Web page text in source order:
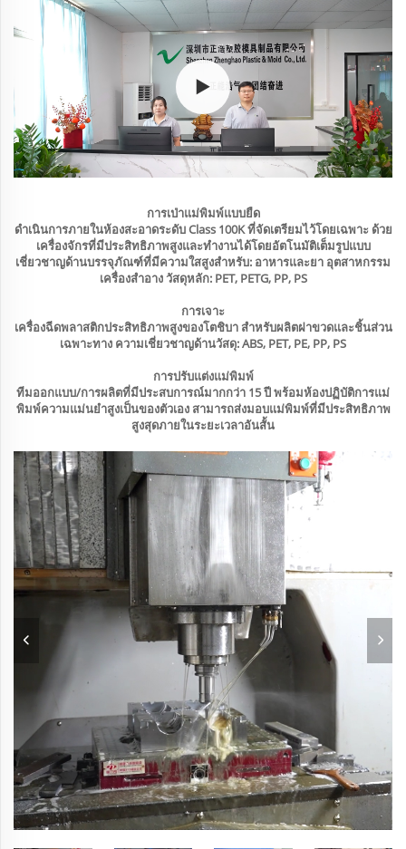
การเป่าแม่พิมพ์แบบยืด
ดำเนินการภายในห้องสะอาดระดับ Class 100K ที่จัดเตรียมไว้โดยเฉพาะ ด้วย
เครื่องจักรที่มีประสิทธิภาพสูงและทำงานได้โดยอัตโนมัติเต็มรูปแบบ
เชี่ยวชาญด้านบรรจุภัณฑ์ที่มีความใสสูงสำหรับ: อาหารและยา อุตสาหกรรม
เครื่องสำอาง วัสดุหลัก: PET, PETG, PP, PS
การเจาะ
เครื่องฉีดพลาสติกประสิทธิภาพสูงของโตชิบา สำหรับผลิตฝาขวดและชิ้นส่วน
เฉพาะทาง ความเชี่ยวชาญด้านวัสดุ: ABS, PET, PE, PP, PS
การปรับแต่งแม่พิมพ์
ทีมออกแบบ/การผลิตที่มีประสบการณ์มากกว่า 15 ปี พร้อมห้องปฏิบัติการแม่
พิมพ์ความแม่นยำสูงเป็นของตัวเอง สามารถส่งมอบแม่พิมพ์ที่มีประสิทธิภาพ
สูงสุดภายในระยะเวลาอันสั้น